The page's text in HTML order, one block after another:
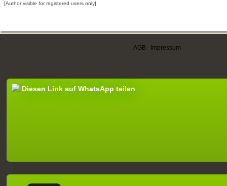
[Author visible for registered users only]
AGB Impressum
Diesen Link auf WhatsApp teilen